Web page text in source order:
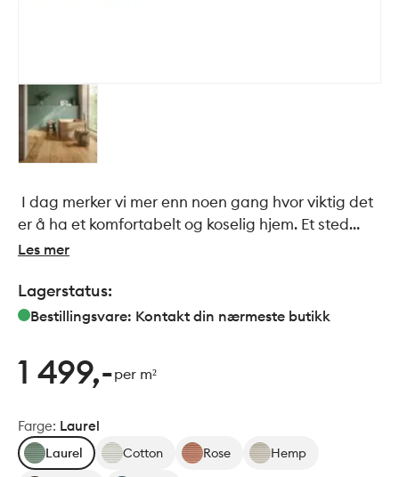
I dag merker vi mer enn noen gang hvor viktig det
er å ha et komfortabelt og koselig hjem. Et sted
hvor du kan finne fred, ro og kjærlighet. Homey-
gjennom sin varme materialfølelse. Homey har en
litt bølget og ugjennomsiktig tekstur, i stand til å
av keramikk. Et moderne materiale som er svært
motstandsdyktig.
Les mer
Lagerstatus:
Bestillingsvare: Kontakt din nærmeste butikk
1 499,-per m²
Farge: Laurel
Laurel Cotton Rose Hemp